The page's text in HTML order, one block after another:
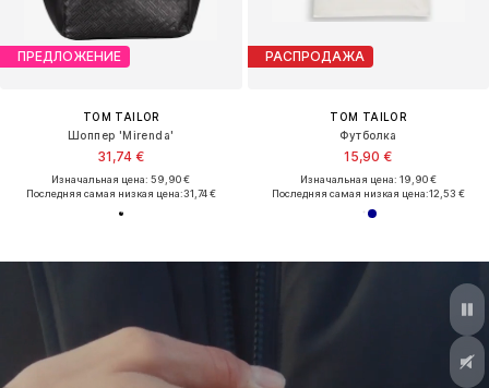
ПРЕДЛОЖЕНИЕ
TOM TAILOR
Шоппер 'Mirenda'
31,74 €
Изначальная цена: 59,90 €
Последняя самая низкая цена:31,74 €
РАСПРОДАЖА
TOM TAILOR
Футболка
15,90 €
Изначальная цена: 19,90 €
Последняя самая низкая цена:12,53 €